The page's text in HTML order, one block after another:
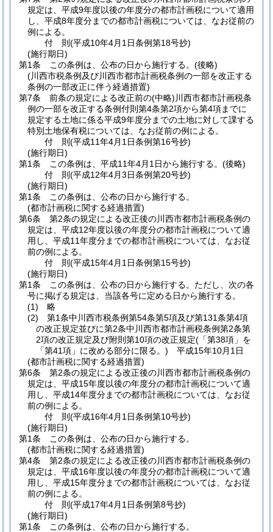
規定は、平成9年度以後の年度分の都市計画税について適用
し、平成8年度分までの都市計画税については、なお従前の
例による。
付 則(平成10年4月1日条例第18号抄)
(施行期日)
第1条
この条例は、公布の日から施行する。 (後略)
(川西市税条例及び川西市都市計画税条例の一部を改正する
条例の一部改正に伴う経過措置)
第7条
前条の規定による改正前の(中略) 川西市都市計画税条
例の一部を改正する条例付則第4条第2項から第4項までに
規定する土地に係る平成9年度分までの土地に対して課する
特別土地保有税については、なお従前の例による。
付 則(平成11年4月1日条例第16号抄)
(施行期日)
第1条
この条例は、平成11年4月1日から施行する。 (後略)
付 則(平成12年4月3日条例第20号抄)
(施行期日)
第1条
この条例は、公布の日から施行する。
(都市計画税に関する経過措置)
第6条
第2条の規定による改正後の川西市都市計画税条例の
規定は、平成12年度以後の年度分の都市計画税について適
用し、平成11年度分までの都市計画税については、なお従
前の例による。
付 則(平成15年4月1日条例第15号抄)
(施行期日)
第1条
この条例は、公布の日から施行する。 ただし、次の各
号に掲げる規定は、当該各号に定める日から施行する。
(1)
略
(2)
第1条中川西市税条例第54条第5項及び第131条第4項
の改正規定並びに第2条中川西市都市計画税条例第2条第
2項の改正規定及び附則第10項の改正規定(「第38項」を
「第41項」に改める部分に限る。) 平成15年10月1日
(都市計画税に関する経過措置)
第6条
第2条の規定による改正後の川西市都市計画税条例の
規定は、平成15年度以後の年度分の都市計画税について適
用し、平成14年度分までの都市計画税については、なお従
前の例による。
付 則(平成16年4月1日条例第10号抄)
(施行期日)
第1条
この条例は、公布の日から施行する。
(都市計画税に関する経過措置)
第4条
第2条の規定による改正後の川西市都市計画税条例の
規定は、平成16年度以後の年度分の都市計画税について適
用し、平成15年度分までの都市計画税については、なお従
前の例による。
付 則(平成17年4月1日条例第8号抄)
(施行期日)
第1条
この条例は、公布の日から施行する。